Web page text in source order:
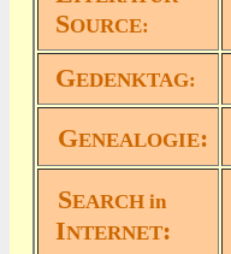
SOURCE:
GEDENKTAG:
GENEALOGIE:
SEARCH in
INTERNET: